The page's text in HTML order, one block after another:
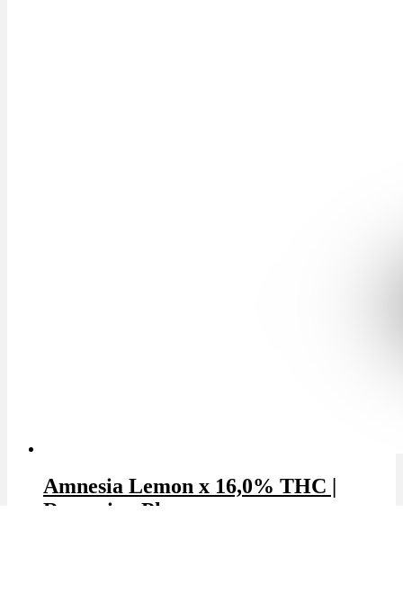
Amnesia Lemon x 16,0% THC |
Remexian Pharma